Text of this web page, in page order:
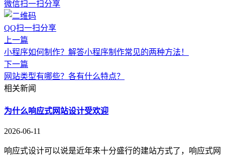
微信扫一扫分享
QQ扫一扫分享
上一篇
小程序如何制作？解答小程序制作常见的两种方法！
下一篇
网站类型有哪些？各有什么特点？
相关新闻
为什么响应式网站设计受欢迎
2026-06-11
响应式设计可以说是近年来十分盛行的建站方式了，响应式网